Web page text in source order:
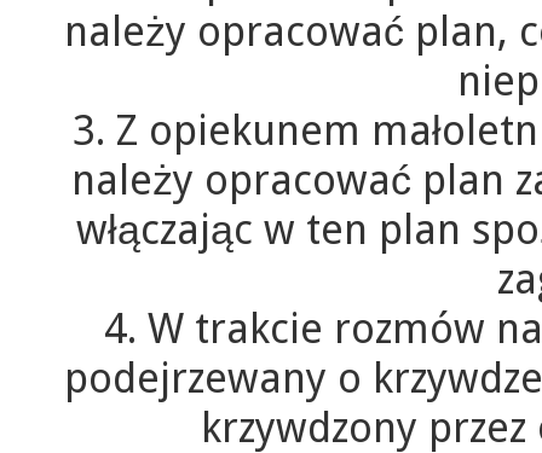
należy opracować plan,
3. Z opiekunem
należy opracować plan
włączając w ten plan
4. W trakcie rozmów
podejrzewany o
krzywdzony